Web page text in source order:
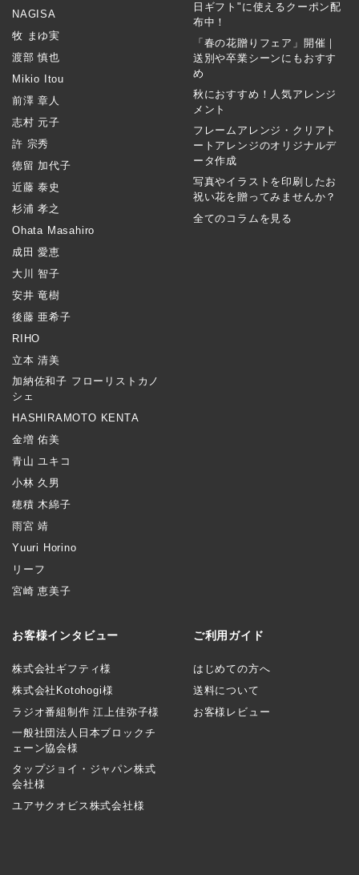
NAGISA
牧 まゆ実
渡部 慎也
Mikio Itou
前澤 章人
志村 元子
許 宗秀
徳留 加代子
近藤 泰史
杉浦 孝之
Ohata Masahiro
成田 愛恵
大川 智子
安井 竜樹
後藤 亜希子
RIHO
立本 清美
加納佐和子 フローリストカノ
シェ
HASHIRAMOTO KENTA
金増 佑美
青山 ユキコ
小林 久男
穂積 木綿子
雨宮 靖
Yuuri Horino
リーフ
宮崎 恵美子
日ギフト"に使えるクーポン配
布中！
「春の花贈りフェア」開催｜
送別や卒業シーンにもおすす
め
秋におすすめ！人気アレンジ
メント
フレームアレンジ・クリアト
ートアレンジのオリジナルデ
ータ作成
写真やイラストを印刷したお
祝い花を贈ってみませんか？
全てのコラムを見る
お客様インタビュー
株式会社ギフティ様
株式会社Kotohogi様
ラジオ番組制作 江上佳弥子様
一般社団法人日本ブロックチ
ェーン協会様
タップジョイ・ジャパン株式
会社様
ユアサクオビス株式会社様
ご利用ガイド
はじめての方へ
送料について
お客様レビュー